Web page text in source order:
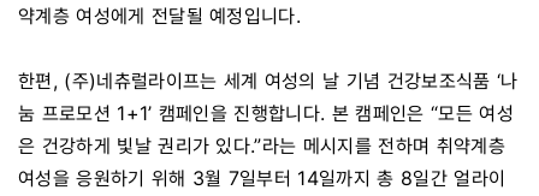
약계층 여성에게 전달될 예정입니다.
한편, (주)네츄럴라이프는 세계 여성의 날 기념 건강보조식품 ‘나
눔 프로모션 1+1’ 캠페인을 진행합니다. 본 캠페인은 “모든 여성
은 건강하게 빛날 권리가 있다.”라는 메시지를 전하며 취약계층
여성을 응원하기 위해 3월 7일부터 14일까지 총 8일간 얼라이